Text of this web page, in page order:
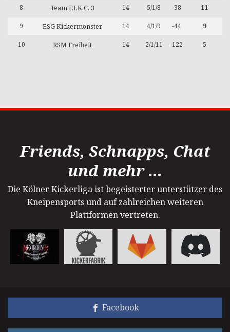
8 Team F.I.K.C. 3 14 5/1/8 -38 11
9 ESG Kickermonster 14 4/1/9 -44 9
10 RSM Freiheit 14 2/1/11 -122 5
Friends, Schnapps, Chat
und mehr ...
Die Kölner Kickerliga ist begeisterter unterstützer des
Kneipensports und auf zahlreichen weiteren
Plattformen vertreten.
Facebook